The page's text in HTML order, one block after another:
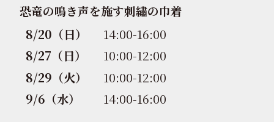
恐竜の鳴き声を施す刺繡の巾着
8/20（日）
14:00-16:00
8/27（日）
10:00-12:00
8/29（火）
10:00-12:00
9/6（水）
14:00-16:00